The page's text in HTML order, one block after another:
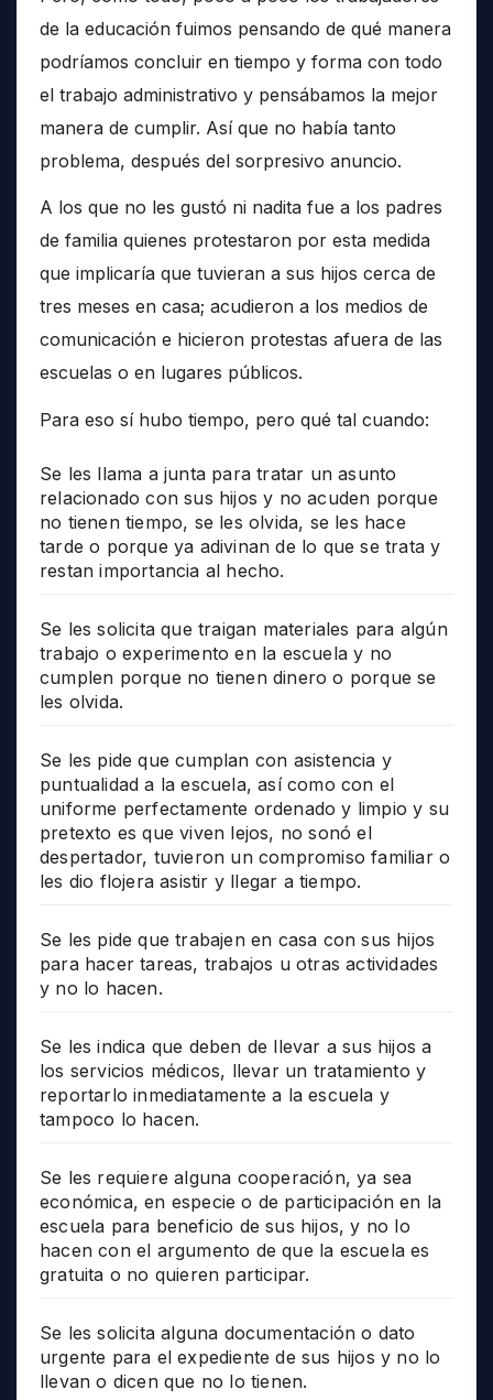
de la educación fuimos pensando de qué manera
podríamos concluir en tiempo y forma con todo
el trabajo administrativo y pensábamos la mejor
manera de cumplir. Así que no había tanto
problema, después del sorpresivo anuncio.
A los que no les gustó ni nadita fue a los padres
de familia quienes protestaron por esta medida
que implicaría que tuvieran a sus hijos cerca de
tres meses en casa; acudieron a los medios de
comunicación e hicieron protestas afuera de las
escuelas o en lugares públicos.
Para eso sí hubo tiempo, pero qué tal cuando:
Se les llama a junta para tratar un asunto
relacionado con sus hijos y no acuden porque
no tienen tiempo, se les olvida, se les hace
tarde o porque ya adivinan de lo que se trata y
restan importancia al hecho.
Se les solicita que traigan materiales para algún
trabajo o experimento en la escuela y no
cumplen porque no tienen dinero o porque se
les olvida.
Se les pide que cumplan con asistencia y
puntualidad a la escuela, así como con el
uniforme perfectamente ordenado y limpio y su
pretexto es que viven lejos, no sonó el
despertador, tuvieron un compromiso familiar o
les dio flojera asistir y llegar a tiempo.
Se les pide que trabajen en casa con sus hijos
para hacer tareas, trabajos u otras actividades
y no lo hacen.
Se les indica que deben de llevar a sus hijos a
los servicios médicos, llevar un tratamiento y
reportarlo inmediatamente a la escuela y
tampoco lo hacen.
Se les requiere alguna cooperación, ya sea
económica, en especie o de participación en la
escuela para beneficio de sus hijos, y no lo
hacen con el argumento de que la escuela es
gratuita o no quieren participar.
Se les solicita alguna documentación o dato
urgente para el expediente de sus hijos y no lo
llevan o dicen que no lo tienen.